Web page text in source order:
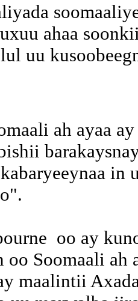
ahaa
uu
ah ayaa
in
oo ay
Soomaali ah
maalintii